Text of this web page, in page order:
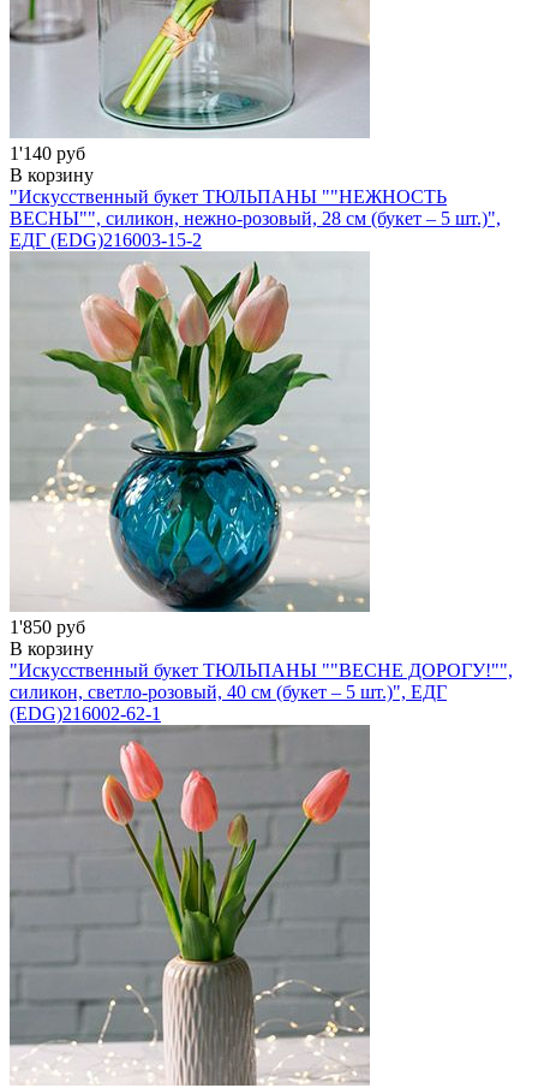
1'140 руб
В корзину
"Искусственный букет ТЮЛЬПАНЫ ""НЕЖНОСТЬ
ВЕСНЫ"", силикон, нежно-розовый, 28 см (букет – 5 шт.)",
ЕДГ (EDG)216003-15-2
1'850 руб
В корзину
"Искусственный букет ТЮЛЬПАНЫ ""ВЕСНЕ ДОРОГУ!"",
силикон, светло-розовый, 40 см (букет – 5 шт.)", ЕДГ
(EDG)216002-62-1